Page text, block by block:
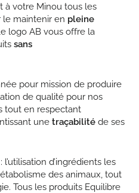
à votre Minou tous les
le maintenir en pleine
logo AB vous offre la
sans
pour mission de produire
de qualité pour nos
tout en respectant
une traçabilité de ses
: l’utilisation d’ingrédients les
des animaux, tout
Tous les produits Equilibre